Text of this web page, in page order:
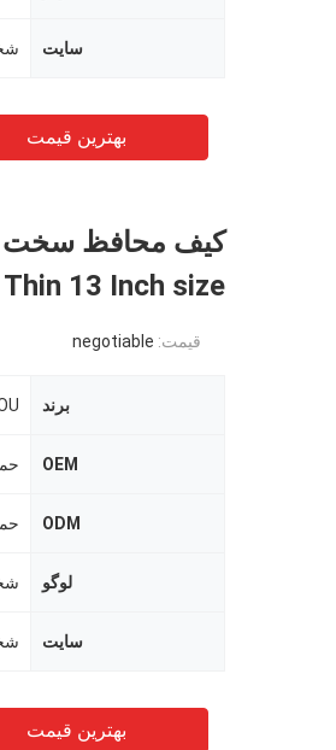
سایت
بهترین قیمت
کیف محافظ سخت
13 Inch size
قیمت: negotiable
برند
OEM
ODM
لوگو
سایت
بهترین قیمت